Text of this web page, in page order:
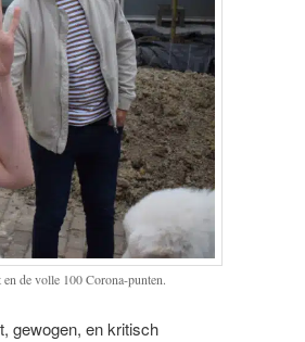
de volle 100 Corona-punten.
gewogen, en kritisch